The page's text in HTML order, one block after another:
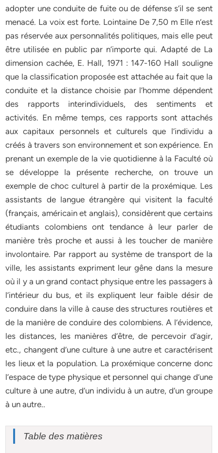
adopter une conduite de fuite ou de défense s’il se sent
menacé. La voix est forte. Lointaine De 7,50 m Elle n’est
pas réservée aux personnalités politiques, mais elle peut
être utilisée en public par n’importe qui. Adapté de La
dimension cachée, E. Hall, 1971 : 147-160 Hall souligne
que la classification proposée est attachée au fait que la
conduite et la distance choisie par l’homme dépendent
des rapports interindividuels, des sentiments et
activités. En même temps, ces rapports sont attachés
aux capitaux personnels et culturels que l’individu a
créés à travers son environnement et son expérience. En
prenant un exemple de la vie quotidienne à la Faculté où
se développe la présente recherche, on trouve un
exemple de choc culturel à partir de la proxémique. Les
assistants de langue étrangère qui visitent la faculté
(français, américain et anglais), considèrent que certains
étudiants colombiens ont tendance à leur parler de
manière très proche et aussi à les toucher de manière
involontaire. Par rapport au système de transport de la
ville, les assistants expriment leur gêne dans la mesure
où il y a un grand contact physique entre les passagers à
l’intérieur du bus, et ils expliquent leur faible désir de
conduire dans la ville à cause des structures routières et
de la manière de conduire des colombiens. A l’évidence,
les distances, les manières d’être, de percevoir d’agir,
etc., changent d’une culture à une autre et caractérisent
les lieux et la population. La proxémique concerne donc
l’espace de type physique et personnel qui change d’une
culture à une autre, d’un individu à un autre, d’un groupe
à un autre..
Table des matières